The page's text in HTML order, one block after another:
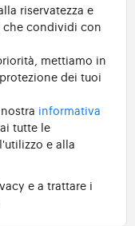
riservatezza e
che condividi con
mettiamo in
dei tuoi
informativa
tutte le
e alla
e a trattare i